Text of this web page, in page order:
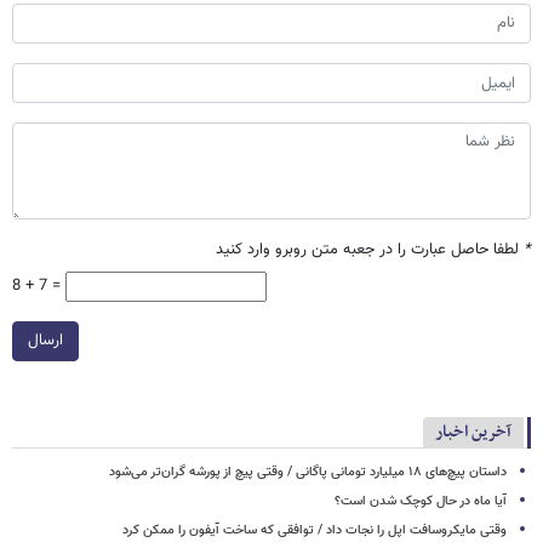
* لطفا حاصل عبارت را در جعبه متن روبرو وارد کنید
8 + 7 =
ارسال
آخرین اخبار
داستان پیچ‌های ۱۸ میلیارد تومانی پاگانی / وقتی پیچ از پورشه گران‌تر می‌شود
آیا ماه در حال کوچک شدن است؟
وقتی مایکروسافت اپل را نجات داد / توافقی که ساخت آیفون را ممکن کرد